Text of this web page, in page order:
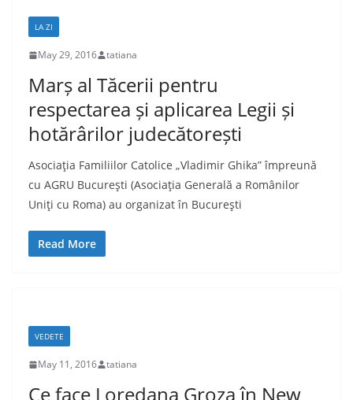
LA ZI
May 29, 2016 tatiana
Marș al Tăcerii pentru
respectarea și aplicarea Legii și
hotărârilor judecătorești
Asociaţia Familiilor Catolice „Vladimir Ghika” împreună
cu AGRU Bucureşti (Asociaţia Generală a Românilor
Uniţi cu Roma) au organizat în Bucureşti
Read More
VEDETE
May 11, 2016 tatiana
Ce face Loredana Groza în New